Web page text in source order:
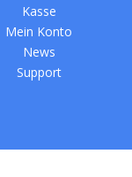
Kasse
Mein Konto
News
Support